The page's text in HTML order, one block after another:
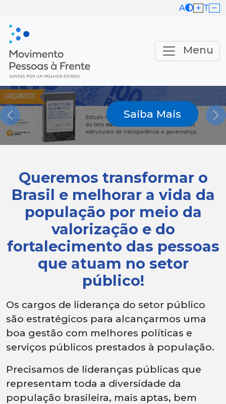
A T
Menu
Saiba Mais
Previous
Queremos transformar o
Brasil e melhorar a vida da
população por meio da
valorização e do
fortalecimento das pessoas
que atuam no setor
público!
Os cargos de liderança do setor público
são estratégicos para alcançarmos uma
boa gestão com melhores políticas e
serviços públicos prestados à população.
Precisamos de lideranças públicas que
representam toda a diversidade da
população brasileira, mais aptas, bem